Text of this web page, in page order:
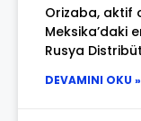
Orizaba, aktif
Meksika’daki
Rusya
DEVAMINI OKU »